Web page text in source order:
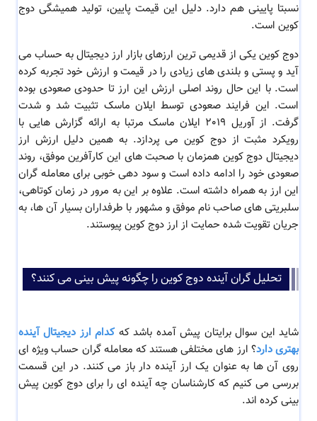
نسبتا پایینی هم دارد. دلیل این قیمت پایین، تولید همیشگی دوج
کوین است.
دوج کوین یکی از قدیمی ترین ارزهای بازار ارز دیجیتال به حساب می
آید و پستی و بلندی های زیادی را در قیمت و ارزش خود تجربه کرده
است. با این حال روند اصلی ارزش این ارز تا حدودی صعودی بوده
است. این فرایند صعودی توسط ایلان ماسک تثبیت شد و شدت
گرفت. از آوریل ٢٠١٩ ایلان ماسک مرتبا به ارائه گزارش هایی با
رویکرد مثبت از دوج کوین می پردازد. به همین دلیل ارزش ارز
دیجیتال دوج کوین همزمان با صحبت های این کارآفرین موفق، روند
صعودی خود را ادامه داده است و سود دهی خوبی برای معامله گران
این ارز به همراه داشته است. علاوه بر این به مرور در زمان کوتاهی،
سلبریتی های صاحب نام موفق و مشهور با طرفداران بسیار آن ها، به
جریان تقویت شده حمایت از ارز دوج کوین پیوستند.
تحلیل گران آینده دوج کوین را چگونه پیش بینی می کنند؟
شاید این سوال برایتان پیش آمده باشد کهکدام ارز دیجیتال آینده
بهتری دارد؟ ارز های مختلفی هستند که معامله گران حساب ویژه ای
روی آن ها به عنوان یک ارز آینده دار باز می کنند. در این قسمت
بررسی می کنیم که کارشناسان چه آینده ای را برای دوج کوین پیش
بینی کرده اند.